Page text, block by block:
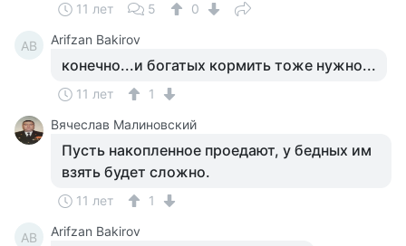
11 лет 5 0
AB Arifzan Bakirov
конечно...и богатых кормить тоже нужно...
11 лет
1
Вячеслав Малиновский
Пусть накопленное проедают, у бедных им
взять будет сложно.
11 лет 1
AB Arifzan Bakirov